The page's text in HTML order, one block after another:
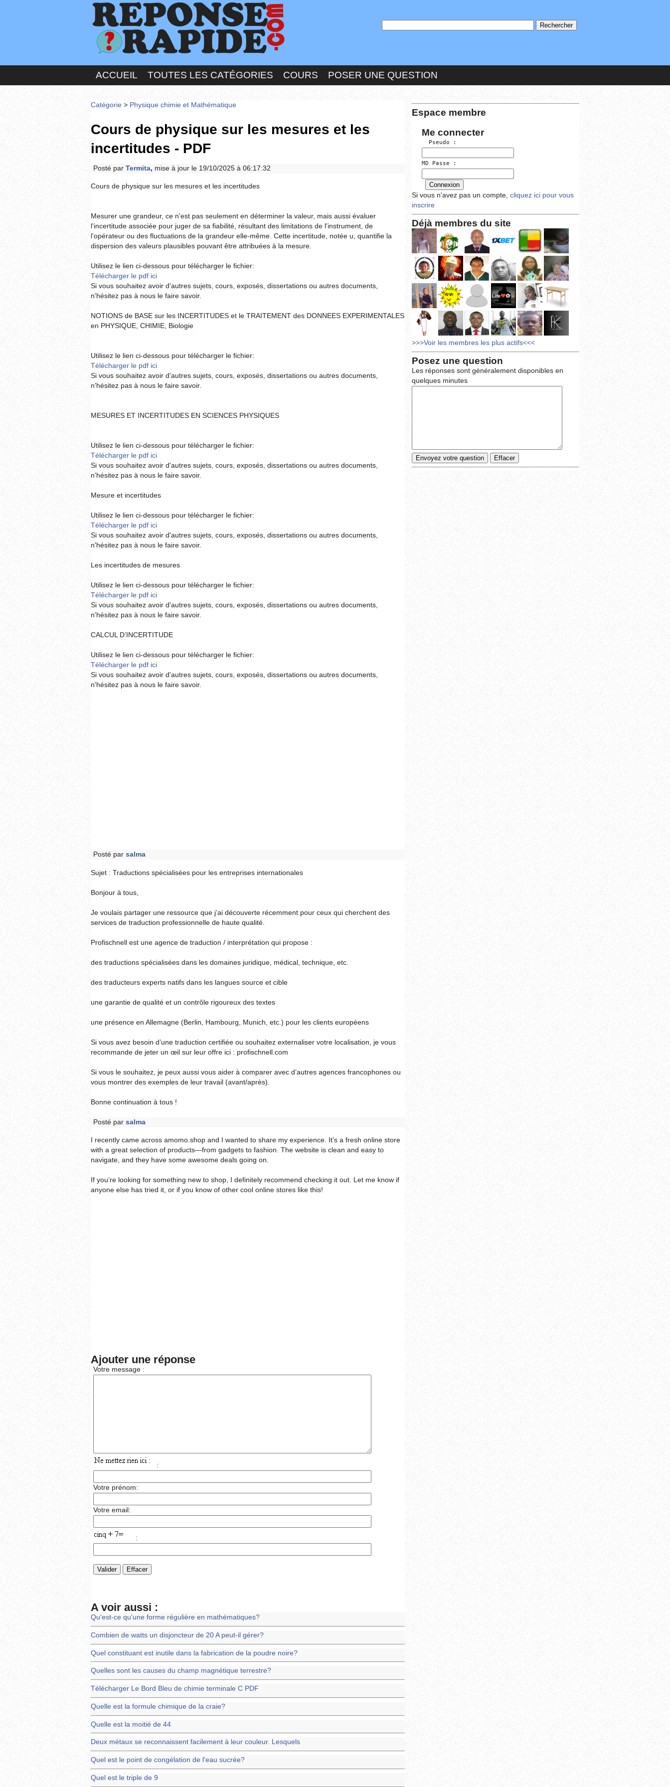
ACCUEIL TOUTES LES CATÉGORIES COURS POSER UNE QUESTION
Catégorie > Physique chimie et Mathématique
Cours de physique sur les mesures et les
incertitudes - PDF
Posté par Termita, mise à jour le 19/10/2025 à 06:17:32
Cours de physique sur les mesures et les incertitudes
Mesurer une grandeur, ce n'est pas seulement en déterminer la valeur, mais aussi évaluer
l'incertitude associée pour juger de sa fiabilité, résultant des limitations de l'instrument, de
l'opérateur ou des fluctuations de la grandeur elle-même. Cette incertitude, notée u, quantifie la
dispersion des valeurs plausibles pouvant être attribuées à la mesure.
Utilisez le lien ci-dessous pour télécharger le fichier:
Télécharger le pdf ici
Si vous souhaitez avoir d'autres sujets, cours, exposés, dissertations ou autres documents,
n'hésitez pas à nous le faire savoir.
NOTIONS de BASE sur les INCERTITUDES et le TRAITEMENT des DONNEES EXPERIMENTALES
en PHYSIQUE, CHIMIE, Biologie
Utilisez le lien ci-dessous pour télécharger le fichier:
Télécharger le pdf ici
Si vous souhaitez avoir d'autres sujets, cours, exposés, dissertations ou autres documents,
n'hésitez pas à nous le faire savoir.
MESURES ET INCERTITUDES EN SCIENCES PHYSIQUES
Utilisez le lien ci-dessous pour télécharger le fichier:
Télécharger le pdf ici
Si vous souhaitez avoir d'autres sujets, cours, exposés, dissertations ou autres documents,
n'hésitez pas à nous le faire savoir.
Mesure et incertitudes
Utilisez le lien ci-dessous pour télécharger le fichier:
Télécharger le pdf ici
Si vous souhaitez avoir d'autres sujets, cours, exposés, dissertations ou autres documents,
n'hésitez pas à nous le faire savoir.
Les incertitudes de mesures
Utilisez le lien ci-dessous pour télécharger le fichier:
Télécharger le pdf ici
Si vous souhaitez avoir d'autres sujets, cours, exposés, dissertations ou autres documents,
n'hésitez pas à nous le faire savoir.
CALCUL D’INCERTITUDE
Utilisez le lien ci-dessous pour télécharger le fichier:
Télécharger le pdf ici
Si vous souhaitez avoir d'autres sujets, cours, exposés, dissertations ou autres documents,
n'hésitez pas à nous le faire savoir.
Posté par salma
Sujet : Traductions spécialisées pour les entreprises internationales
Bonjour à tous,
Je voulais partager une ressource que j’ai découverte récemment pour ceux qui cherchent des
services de traduction professionnelle de haute qualité.
Profischnell est une agence de traduction / interprétation qui propose :
des traductions spécialisées dans les domaines juridique, médical, technique, etc.
des traducteurs experts natifs dans les langues source et cible
une garantie de qualité et un contrôle rigoureux des textes
une présence en Allemagne (Berlin, Hambourg, Munich, etc.) pour les clients européens
Si vous avez besoin d’une traduction certifiée ou souhaitez externaliser votre localisation, je vous
recommande de jeter un œil sur leur offre ici : profischnell.com
Si vous le souhaitez, je peux aussi vous aider à comparer avec d’autres agences francophones ou
vous montrer des exemples de leur travail (avant/après).
Bonne continuation à tous !
Posté par salma
I recently came across amomo.shop and I wanted to share my experience. It’s a fresh online store
with a great selection of products—from gadgets to fashion. The website is clean and easy to
navigate, and they have some awesome deals going on.
If you’re looking for something new to shop, I definitely recommend checking it out. Let me know if
anyone else has tried it, or if you know of other cool online stores like this!
Ajouter une réponse
Votre message :
:
Votre prénom:
Votre email:
:
A voir aussi :
Qu'est-ce qu'une forme régulière en mathématiques?
Combien de watts un disjoncteur de 20 A peut-il gérer?
Quel constituant est inutile dans la fabrication de la poudre noire?
Quelles sont les causes du champ magnétique terrestre?
Télécharger Le Bord Bleu de chimie terminale C PDF
Quelle est la formule chimique de la craie?
Quelle est la moitié de 44
Deux métaux se reconnaissent facilement à leur couleur. Lesquels
Quel est le point de congélation de l'eau sucrée?
Quel est le triple de 9
Espace membre
Me connecter
  Pseudo :
MD Passe :
Si vous n'avez pas un compte, cliquez ici pour vous
inscrire
Déjà membres du site
>>>Voir les membres les plus actifs<<<
Posez une question
Les réponses sont généralement disponibles en
quelques minutes